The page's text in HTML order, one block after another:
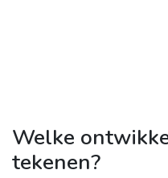
Welke
tekenen?